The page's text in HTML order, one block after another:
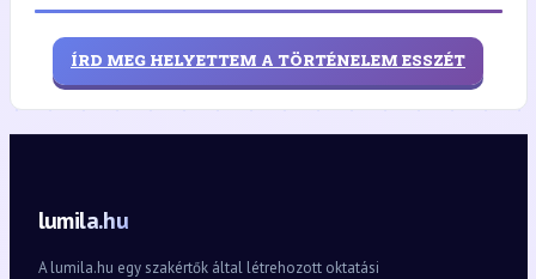
ÍRD MEG HELYETTEM A TÖRTÉNELEM ESSZÉT
lumila.hu
A lumila.hu egy szakértők által létrehozott oktatási